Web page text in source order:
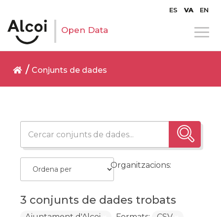
ES VA EN
Open Data
Conjunts de dades
3 conjunts de dades trobats
Organitzacions: